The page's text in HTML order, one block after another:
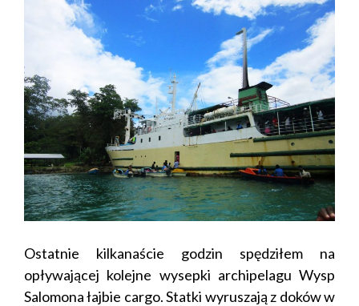
Ostatnie kilkanaście godzin spędziłem na
opływającej kolejne wysepki archipelagu Wysp
Salomona łajbie cargo. Statki wyruszają z doków w